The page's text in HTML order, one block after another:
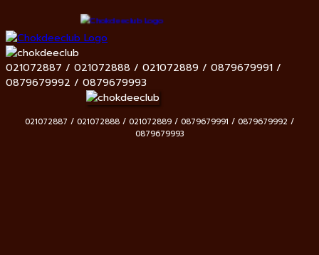
021072887 / 021072888 / 021072889 / 0879679991 /
0879679992 / 0879679993
021072887 / 021072888 / 021072889 / 0879679991 / 0879679992 /
0879679993